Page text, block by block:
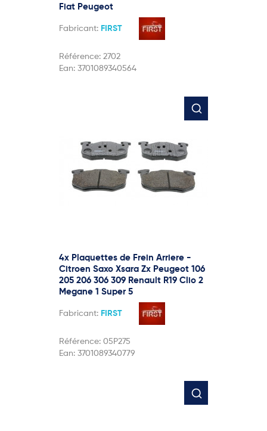
Fiat Peugeot
Fabricant: FIRST
Référence: 2702
Ean: 3701089340564
4x Plaquettes de Frein Arriere -
Citroen Saxo Xsara Zx Peugeot 106
205 206 306 309 Renault R19 Clio 2
Megane 1 Super 5
Fabricant: FIRST
Référence: 05P275
Ean: 3701089340779